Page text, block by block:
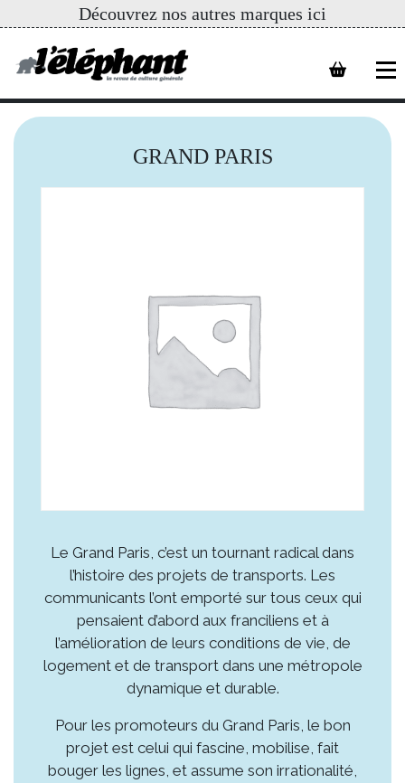
Découvrez nos autres marques ici
GRAND PARIS
Le Grand Paris, c’est un tournant radical dans
l’histoire des projets de transports. Les
communicants l’ont emporté sur tous ceux qui
pensaient d’abord aux franciliens et à
l’amélioration de leurs conditions de vie, de
logement et de transport dans une métropole
dynamique et durable.
Pour les promoteurs du Grand Paris, le bon
projet est celui qui fascine, mobilise, fait
bouger les lignes, et assume son irrationalité,